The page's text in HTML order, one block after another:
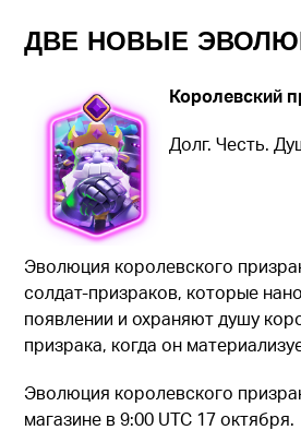
ДВЕ НОВЫЕ
Королевский
Долг. Честь.
Эволюция королевского
солдат-призраков, которые
появлении и охраняют душу
призрака, когда он
Эволюция королевского
магазине в 9:00 UTC 17 октября.